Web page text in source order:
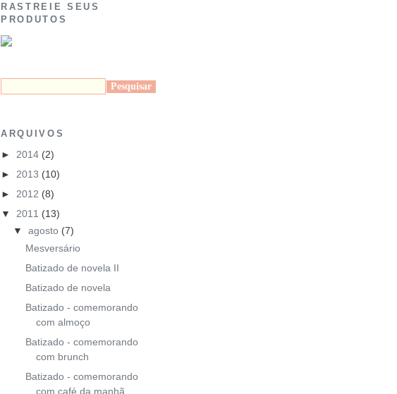
RASTREIE SEUS
PRODUTOS
ARQUIVOS
► 2014 (2)
► 2013 (10)
► 2012 (8)
▼ 2011 (13)
▼ agosto (7)
Mesversário
Batizado de novela II
Batizado de novela
Batizado - comemorando
com almoço
Batizado - comemorando
com brunch
Batizado - comemorando
com café da manhã